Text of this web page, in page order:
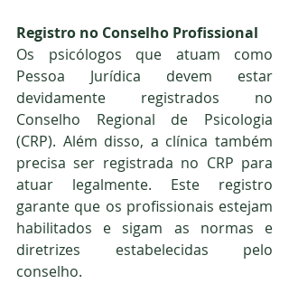
Registro no Conselho Profissional
Os psicólogos que atuam como
Pessoa Jurídica devem estar
devidamente registrados no
Conselho Regional de Psicologia
(CRP). Além disso, a clínica também
precisa ser registrada no CRP para
atuar legalmente. Este registro
garante que os profissionais estejam
habilitados e sigam as normas e
diretrizes estabelecidas pelo
conselho.